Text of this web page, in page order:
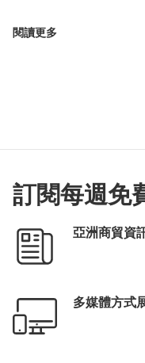
閱讀更多
訂閱每週免
亞洲商貿資
多媒體方式